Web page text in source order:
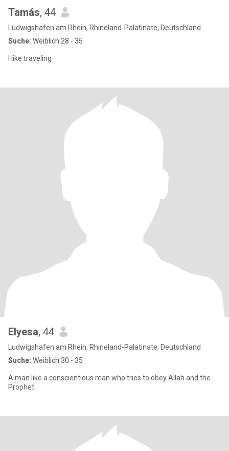
Tamás, 44
Ludwigshafen am Rhein, Rhineland-Palatinate, Deutschland
Suche: Weiblich 28 - 35
I like traveling
Elyesa, 44
Ludwigshafen am Rhein, Rhineland-Palatinate, Deutschland
Suche: Weiblich 30 - 35
A man like a conscientious man who tries to obey Allah and the
Prophet